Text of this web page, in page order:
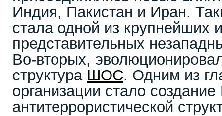
Индия, Пакистан и Иран.
стала одной из крупнейших
представительных
Во-вторых,
структура ШОС. Одним из
организации стало
антитеррористической